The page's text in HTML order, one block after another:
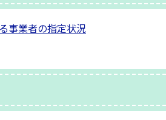
事業者の指定状況